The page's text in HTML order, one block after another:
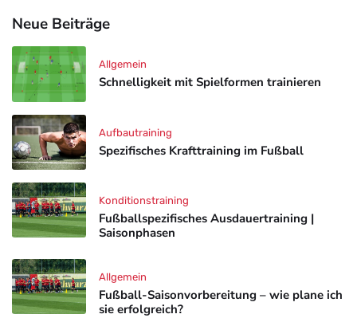
Neue Beiträge
Schnelligkeit mit Spielformen trainieren
Allgemein
Spezifisches Krafttraining im Fußball
Aufbautraining
Fußballspezifisches Ausdauertraining |
Saisonphasen
Konditionstraining
Fußball-Saisonvorbereitung – wie plane ich
sie erfolgreich?
Allgemein